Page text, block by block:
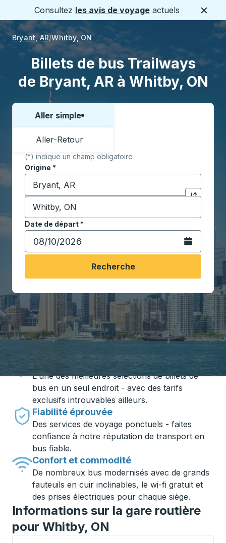
Consultez les avis de voyage actuels
Bryant, AR Whitby, ON
Billets de bus Trailways
de Bryant, AR à Whitby, ON
Choisissez un sens ou un aller-retour:
Aller simple
Aller-Retour
(*) indique un champ obligatoire
Origine *
Commencez à saisir la ville d'origine pour ouvrir
Cliquez
Destination *
Commencez à saisir la ville de destination pour
Date de départ*
Tapez la date au format date Barre oblique du mois à
Ouvrez le
Recherche
Voyager en toute simplicité avec
Des prix imbattables
L'une des meilleures sélections de billets de
bus en un seul endroit - avec des tarifs
exclusifs introuvables ailleurs.
Fiabilité éprouvée
Des services de voyage ponctuels - faites
confiance à notre réputation de transport en
bus fiable.
Confort et commodité
De nombreux bus modernisés avec de grands
fauteuils en cuir inclinables, le wi-fi gratuit et
des prises électriques pour chaque siège.
Informations sur la gare routière
pour Whitby, ON